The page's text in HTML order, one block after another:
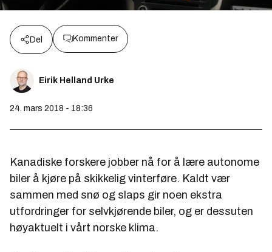
Del Kommenter
Eirik Helland Urke
24. mars 2018 - 18:36
Kanadiske forskere jobber nå for å lære autonome
biler å kjøre på skikkelig vinterføre. Kaldt vær
sammen med snø og slaps gir noen ekstra
utfordringer for selvkjørende biler, og er dessuten
høyaktuelt i vårt norske klima.